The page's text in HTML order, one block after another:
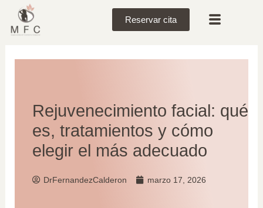
Reservar cita
Rejuvenecimiento facial: qué
es, tratamientos y cómo
elegir el más adecuado
DrFernandezCalderon marzo 17, 2026